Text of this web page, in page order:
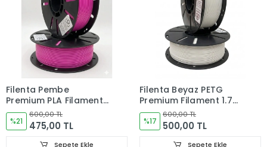
Filenta Pembe
Premium PLA Filament
1.75 mm – 1 kg
%21
600,00 TL
475,00 TL
Sepete Ekle
Filenta Beyaz PETG
Premium Filament 1.75
mm – 1 kg
%17
600,00 TL
500,00 TL
Sepete Ekle